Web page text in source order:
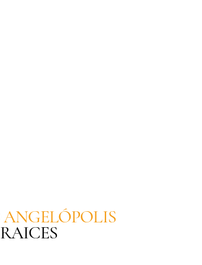
ANGELÓPOLIS
RAICES